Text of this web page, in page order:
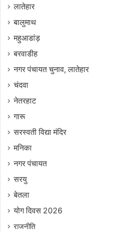
लातेहार
बालुमाथ
महुआडांड़
बरवाडीह
नगर पंचायत चुनाव, लातेहार
चंदवा
नेतरहाट
गारू
सरस्‍वती विद्या मंदिर
मनिका
नगर पंचायत
सरयु
बेतला
योग दिवस 2026
राजनीति